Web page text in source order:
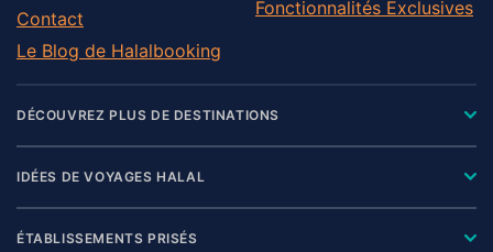
Contact
Le Blog de Halalbooking
Fonctionnalités Exclusives
DÉCOUVREZ PLUS DE DESTINATIONS
IDÉES DE VOYAGES HALAL
ÉTABLISSEMENTS PRISÉS